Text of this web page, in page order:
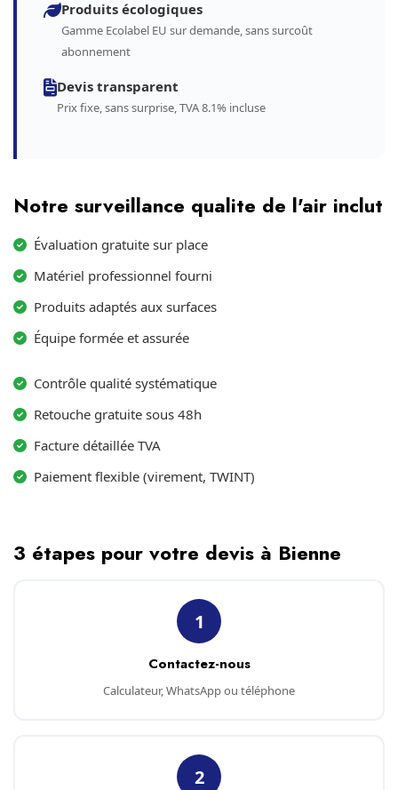
Produits écologiques
Gamme Ecolabel EU sur demande, sans surcoût
abonnement
Devis transparent
Prix fixe, sans surprise, TVA 8.1% incluse
Notre surveillance qualite de l'air inclut
Évaluation gratuite sur place
Matériel professionnel fourni
Produits adaptés aux surfaces
Équipe formée et assurée
Contrôle qualité systématique
Retouche gratuite sous 48h
Facture détaillée TVA
Paiement flexible (virement, TWINT)
3 étapes pour votre devis à Bienne
1
Contactez-nous
Calculateur, WhatsApp ou téléphone
2